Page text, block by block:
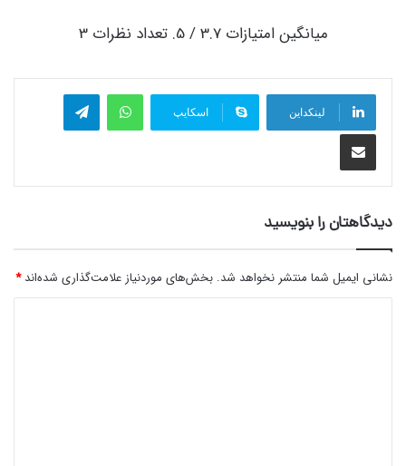
میانگین امتیازات3.7/ 5. تعداد نظرات 3
لینکداین اسکایپ
واتس آپ تلگرام
اشتراک گذاری با ایمیل
دیدگاهتان را بنویسید
نشانی ایمیل شما منتشر نخواهد شد. بخش‌های موردنیاز علامت‌گذاری شده‌اند*